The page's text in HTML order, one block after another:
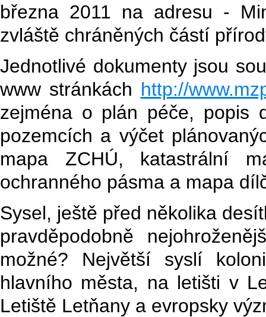
března 2011 na adresu -
zvláště chráněných částí
Jednotlivé dokumenty jsou
www stránkách http://
zejména o plán péče, popis
pozemcích a výčet
mapa ZCHÚ, katastrální
ochranného pásma a mapa
Sysel, ještě před několika
pravděpodobně
možné? Největší syslí
hlavního města, na letišti v
Letiště Letňany a evropsky